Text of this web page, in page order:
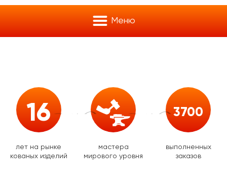
Меню
16
лет на рынке
кованых изделий
мастера
мирового уровня
3700
выполненных
заказов